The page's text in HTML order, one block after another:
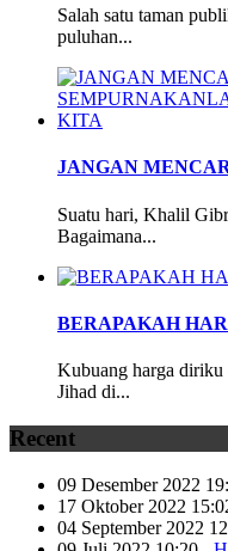
Salah satu taman
puluhan...
JANGAN
Suatu hari, Khalil
Bagaimana...
BERAPAKAH
Kubuang harga
Jihad di...
Recent
09 Desember 2022
17 Oktober 2022
04 September 2022